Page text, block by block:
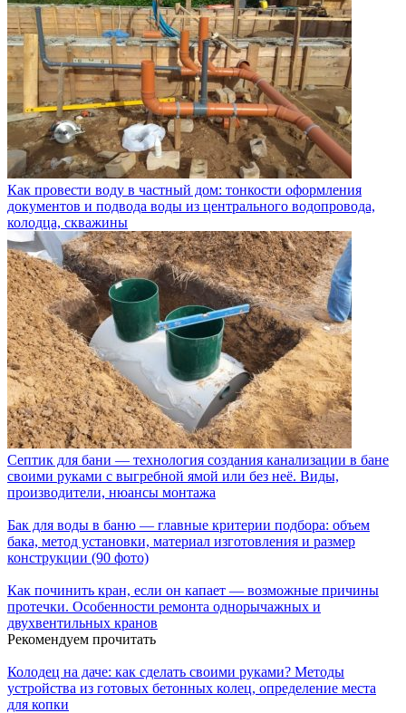
Как провести воду в частный дом: тонкости оформления
документов и подвода воды из центрального водопровода,
колодца, скважины
Септик для бани — технология создания канализации в бане
своими руками с выгребной ямой или без неё. Виды,
производители, нюансы монтажа
Бак для воды в баню — главные критерии подбора: объем
бака, метод установки, материал изготовления и размер
конструкции (90 фото)
Как починить кран, если он капает — возможные причины
протечки. Особенности ремонта однорычажных и
двухвентильных кранов
Рекомендуем прочитать
Колодец на даче: как сделать своими руками? Методы
устройства из готовых бетонных колец, определение места
для копки